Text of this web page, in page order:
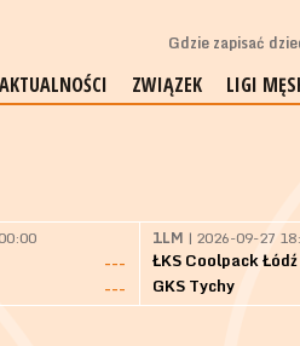
Gdzie zapisać
AKTUALNOŚCI ZWIĄZEK LIGI
---
---
1LM | 2026-09-27
ŁKS Coolpack Łódź
GKS Tychy